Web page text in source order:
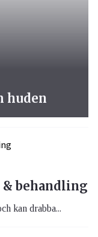
& behandling
kan drabba...
huden